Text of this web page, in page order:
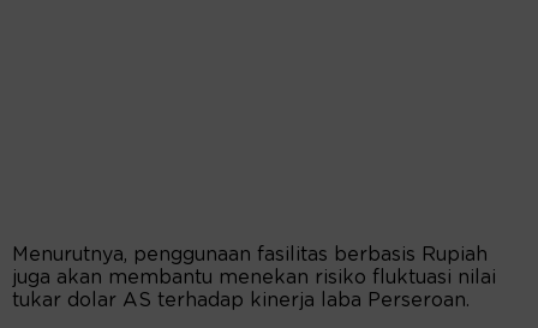
Menurutnya, penggunaan fasilitas berbasis Rupiah
juga akan membantu menekan risiko fluktuasi nilai
tukar dolar AS terhadap kinerja laba Perseroan.